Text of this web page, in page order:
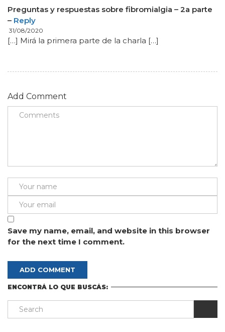
Preguntas y respuestas sobre fibromialgia – 2a parte
– Reply
31/08/2020
[…] Mirá la primera parte de la charla […]
Add Comment
Save my name, email, and website in this browser
for the next time I comment.
ENCONTRÁ LO QUE BUSCÁS: